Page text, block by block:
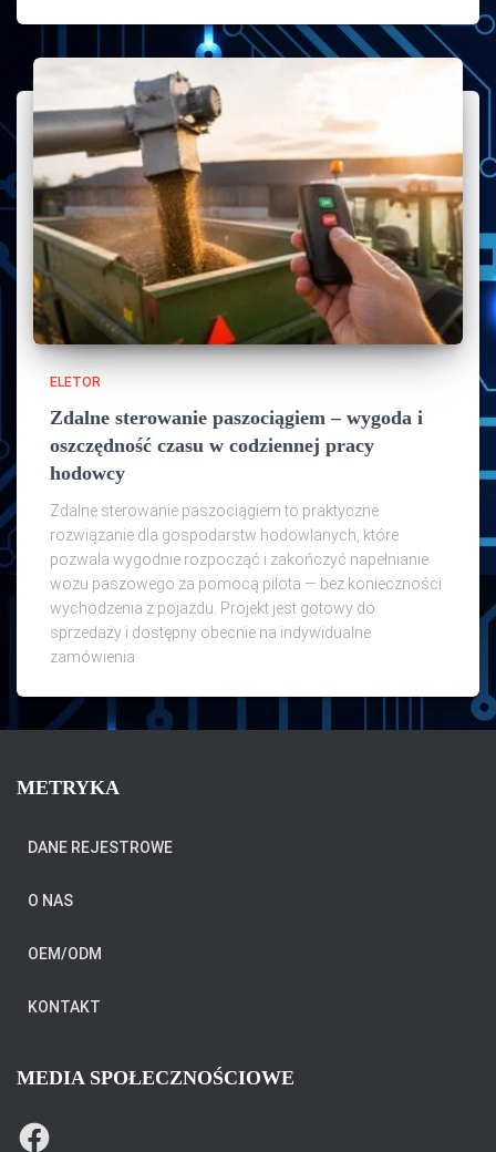
ELETOR
Zdalne sterowanie paszociągiem – wygoda i
oszczędność czasu w codziennej pracy
hodowcy
Zdalne sterowanie paszociągiem to praktyczne
rozwiązanie dla gospodarstw hodowlanych, które
pozwala wygodnie rozpocząć i zakończyć napełnianie
wozu paszowego za pomocą pilota — bez konieczności
wychodzenia z pojazdu. Projekt jest gotowy do
sprzedaży i dostępny obecnie na indywidualne
zamówienia.
METRYKA
DANE REJESTROWE
O NAS
OEM/ODM
KONTAKT
MEDIA SPOŁECZNOŚCIOWE
F
A